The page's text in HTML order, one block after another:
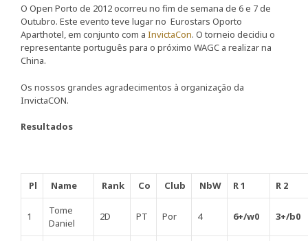
O Open Porto de 2012 ocorreu no fim de semana de 6 e 7 de
Outubro. Este evento teve lugar no Eurostars Oporto
Aparthotel, em conjunto com a InvictaCon. O torneio decidiu o
representante português para o próximo WAGC a realizar na
China.
Os nossos grandes agradecimentos à organização da
InvictaCON.
Resultados
Pl Name Rank Co Club NbW R 1 R 2
1
Tome
Daniel
2D PT Por 4 6+/w0 3+/b0